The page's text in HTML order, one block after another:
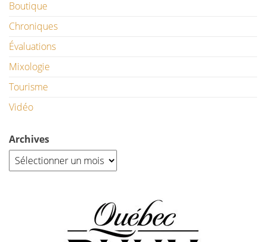
Boutique
Chroniques
Évaluations
Mixologie
Tourisme
Vidéo
Archives